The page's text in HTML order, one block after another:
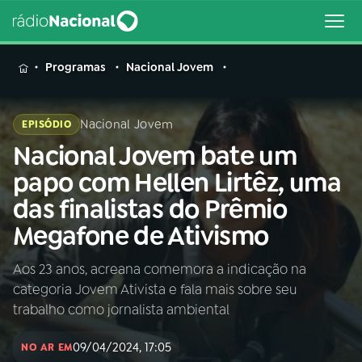
MENU
Buscar
na
Rádio
Nacional
Buscar
AO VIVO
01INÍCIO
02A RÁDIO
Programas Nacional Jovem
EPISÓDIO Nacional Jovem
Nacional Jovem bate um
papo com Hellen Lirtêz, uma
das finalistas do Prêmio
Megafone de Ativismo
Aos 23 anos, acreana comemora a indicação na
categoria Jovem Ativista e fala mais sobre seu
trabalho como jornalista ambiental
NO AR EM09/04/2024, 17:05